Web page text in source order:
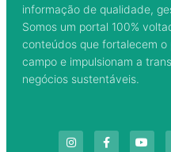
informação de qualidade,
Somos um portal 100%
conteúdos que fortalecem
campo e impulsionam a
negócios sustentáveis.